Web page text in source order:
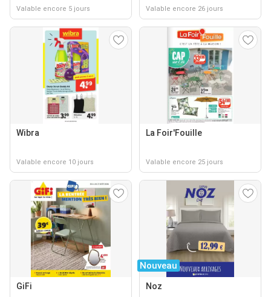
Valable encore 5 jours Valable encore 26 jours
Wibra
Valable encore 10 jours
La Foir'Fouille
Valable encore 25 jours
GiFi
Nouveau
Noz